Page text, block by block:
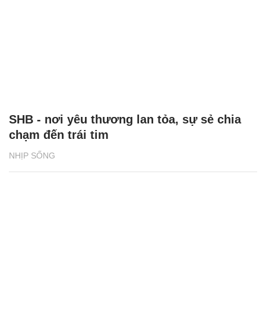
NHỊP SỐNG
SHB - nơi yêu thương lan tỏa, sự sẻ chia
chạm đến trái tim